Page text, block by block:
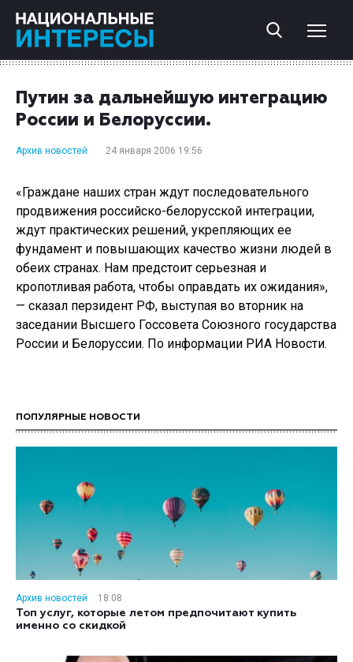
Путин за дальнейшую интеграцию
России и Белоруссии.
Архив новостей 24 января 2006 19:56
«Граждане наших стран ждут последовательного
продвижения российско-белорусской интеграции,
ждут практических решений, укрепляющих ее
фундамент и повышающих качество жизни людей в
обеих странах. Нам предстоит серьезная и
кропотливая работа, чтобы оправдать их ожидания»,
— сказал перзидент РФ, выступая во вторник на
заседании Высшего Госсовета Союзного государства
России и Белоруссии. По информации РИА Новости.
ПОПУЛЯРНЫЕ НОВОСТИ
Архив новостей
18:08
Топ услуг, которые летом предпочитают купить
именно со скидкой